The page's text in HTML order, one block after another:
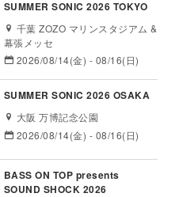
SUMMER SONIC 2026 TOKYO
千葉 ZOZO マリンスタジアム &
幕張メッセ
2026/08/14(金) - 08/16(日)
SUMMER SONIC 2026 OSAKA
大阪 万博記念公園
2026/08/14(金) - 08/16(日)
BASS ON TOP presents
SOUND SHOCK 2026